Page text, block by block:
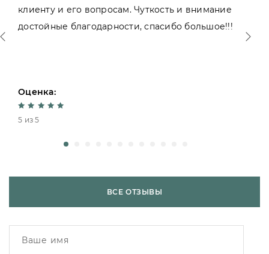
клиенту и его вопросам. Чуткость и внимание
достойные благодарности, спасибо большое!!!
Оценка:
5 из 5
ВСЕ ОТЗЫВЫ